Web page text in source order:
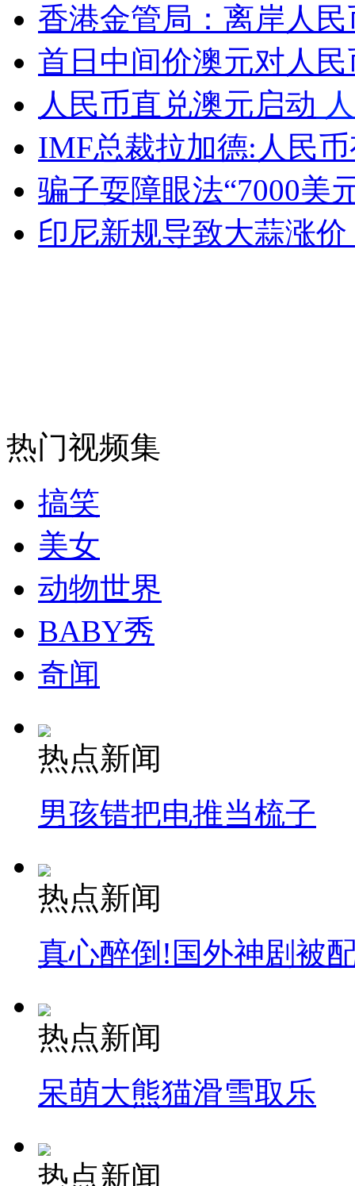
外交部：反对强权政治霸凌主义
外交部：有关国家言论片面不公正
司机酒驾遇交警 急速倒车逃窜
香港金管局：离岸人
首日中间价澳元对人民
人民币直兑澳元启动
IMF总裁拉加德:人民
骗子耍障眼法“7000美
印尼新规导致大蒜涨
热门视频集
搞笑
美女
动物世界
BABY秀
奇闻
热点新闻
男孩错把电推当梳子
热点新闻
真心醉倒!国外神剧被
热点新闻
呆萌大熊猫滑雪取乐
热点新闻